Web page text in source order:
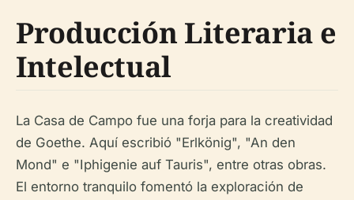
Producción Literaria e
Intelectual
La Casa de Campo fue una forja para la creatividad
de Goethe. Aquí escribió "Erlkönig", "An den
Mond" e "Iphigenie auf Tauris", entre otras obras.
El entorno tranquilo fomentó la exploración de